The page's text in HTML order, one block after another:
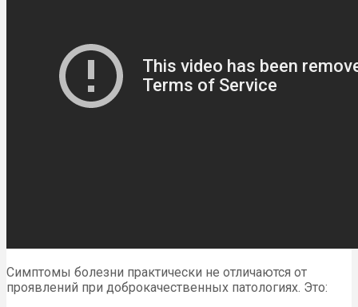
Симптомы болезни практически не отличаются от
проявлений при доброкачественных патологиях. Это: